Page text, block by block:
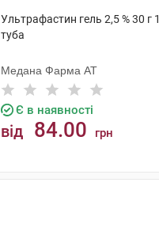
Ультрафастин гель 2,5 % 30 г 1
туба
Медана Фарма АТ
Є в наявності
від 84.00 грн